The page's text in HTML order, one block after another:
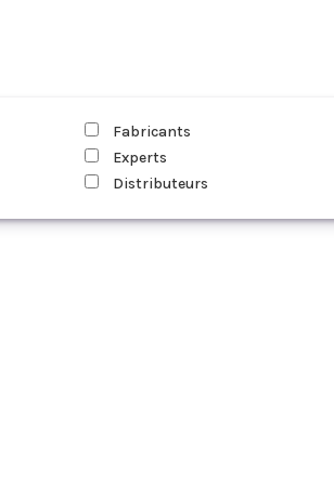
Fabricants
Experts
Distributeurs